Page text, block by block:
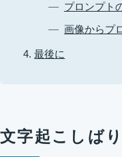
プロンプト
画像からプ
最後に
文字起こしば